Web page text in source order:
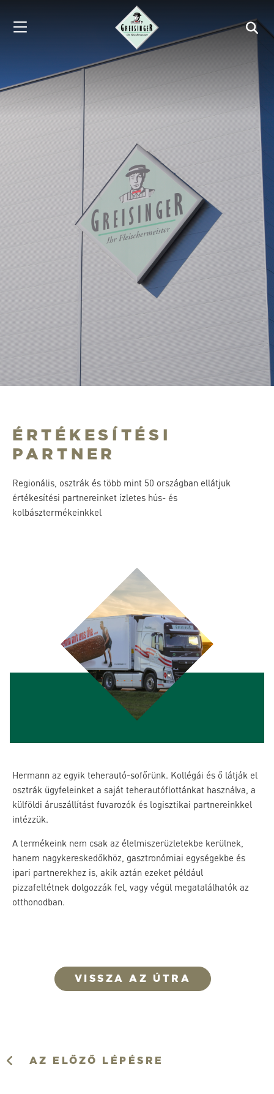
ÉRTÉKESÍTÉSI
PARTNER
Regionális, osztrák és több mint 50 országban ellátjuk
értékesítési partnereinket ízletes hús- és
kolbásztermékeinkkel
Hermann az egyik teherautó-sofőrünk. Kollégái és ő látják el
osztrák ügyfeleinket a saját teherautóflottánkat használva, a
külföldi áruszállítást fuvarozók és logisztikai partnereinkkel
intézzük.
A termékeink nem csak az élelmiszerüzletekbe kerülnek,
hanem nagykereskedőkhöz, gasztronómiai egységekbe és
ipari partnerekhez is, akik aztán ezeket például
pizzafeltétnek dolgozzák fel, vagy végül megatalálhatók az
otthonodban.
VISSZA AZ ÚTRA
AZ ELŐZŐ LÉPÉSRE